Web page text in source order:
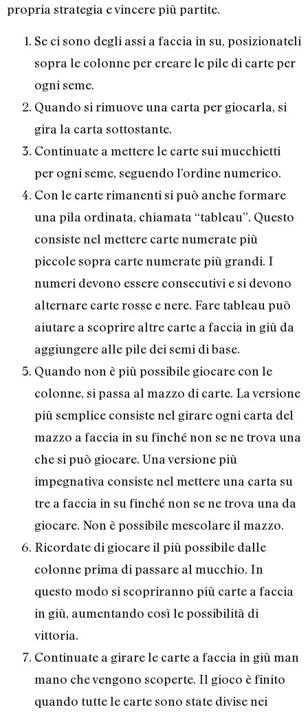
propria strategia e vincere più partite.
Se ci sono degli assi a faccia in su, posizionateli
sopra le colonne per creare le pile di carte per
ogni seme.
Quando si rimuove una carta per giocarla, si
gira la carta sottostante.
Continuate a mettere le carte sui mucchietti
per ogni seme, seguendo l’ordine numerico.
Con le carte rimanenti si può anche formare
una pila ordinata, chiamata “tableau”. Questo
consiste nel mettere carte numerate più
piccole sopra carte numerate più grandi. I
numeri devono essere consecutivi e si devono
alternare carte rosse e nere. Fare tableau può
aiutare a scoprire altre carte a faccia in giù da
aggiungere alle pile dei semi di base.
Quando non è più possibile giocare con le
colonne, si passa al mazzo di carte. La versione
più semplice consiste nel girare ogni carta del
mazzo a faccia in su finché non se ne trova una
che si può giocare. Una versione più
impegnativa consiste nel mettere una carta su
tre a faccia in su finché non se ne trova una da
giocare. Non è possibile mescolare il mazzo.
Ricordate di giocare il più possibile dalle
colonne prima di passare al mucchio. In
questo modo si scopriranno più carte a faccia
in giù, aumentando così le possibilità di
vittoria.
Continuate a girare le carte a faccia in giù man
mano che vengono scoperte. Il gioco è finito
quando tutte le carte sono state divise nei